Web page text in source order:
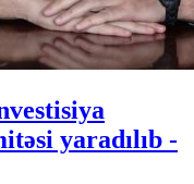
yaradılıb -